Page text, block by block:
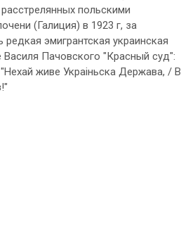
польскими
(Галиция) в 1923 г, за
эмигрантская украинская
Пачовского "Красный суд":
живе Украiньска Держава, / В